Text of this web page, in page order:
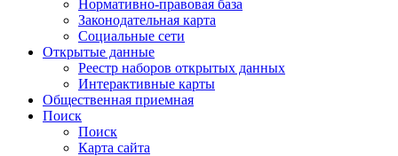
Нормативно-правовая база
Законодательная карта
Социальные сети
Открытые данные
Реестр наборов открытых данных
Интерактивные карты
Общественная приемная
Поиск
Поиск
Карта сайта